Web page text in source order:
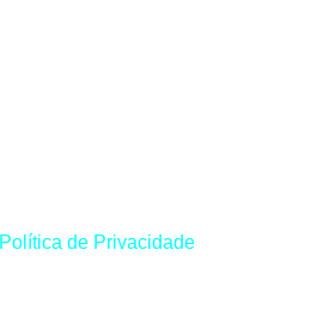
Política de Privacidade